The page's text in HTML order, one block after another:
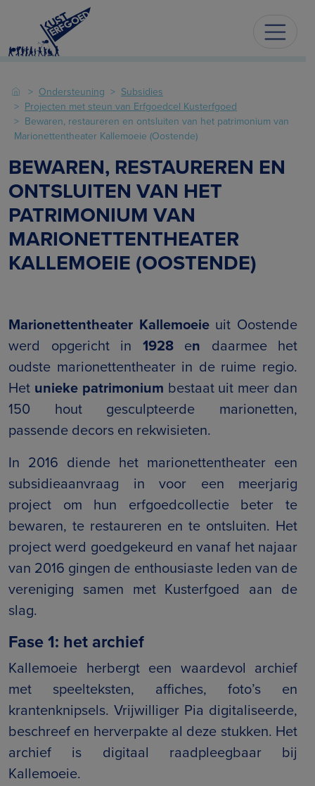
Ondersteuning
Subsidies
Projecten met steun van Erfgoedcel Kusterfgoed
Bewaren, restaureren en ontsluiten van het patrimonium van
Marionettentheater Kallemoeie (Oostende)
BEWAREN, RESTAUREREN EN
ONTSLUITEN VAN HET
PATRIMONIUM VAN
MARIONETTENTHEATER
KALLEMOEIE (OOSTENDE)
Marionettentheater Kallemoeie uit Oostende
werd opgericht in 1928 en daarmee het
oudste marionettentheater in de ruime regio.
Het unieke patrimonium bestaat uit meer dan
150 hout gesculpteerde marionetten,
passende decors en rekwisieten.
In 2016 diende het marionettentheater een
subsidieaanvraag in voor een meerjarig
project om hun erfgoedcollectie beter te
bewaren, te restaureren en te ontsluiten. Het
project werd goedgekeurd en vanaf het najaar
van 2016 gingen de enthousiaste leden van de
vereniging samen met Kusterfgoed aan de
slag.
Fase 1: het archief
Kallemoeie herbergt een waardevol archief
met speelteksten, affiches, foto’s en
krantenknipsels. Vrijwilliger Pia digitaliseerde,
beschreef en herverpakte al deze stukken. Het
archief is digitaal raadpleegbaar bij
Kallemoeie.